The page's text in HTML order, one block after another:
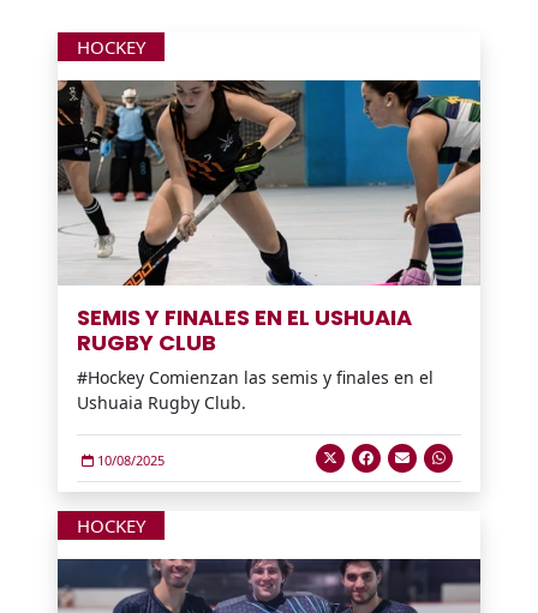
HOCKEY
SEMIS Y FINALES EN EL USHUAIA
RUGBY CLUB
#Hockey Comienzan las semis y finales en el
Ushuaia Rugby Club.
10/08/2025
HOCKEY